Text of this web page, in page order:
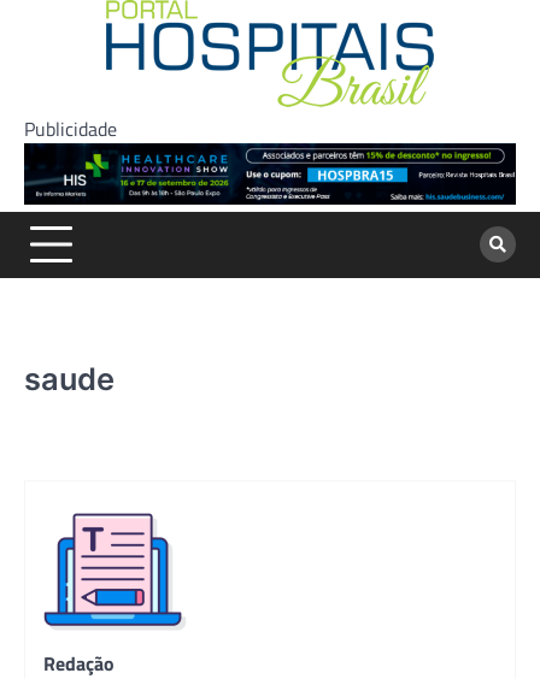
Publicidade
saude
Redação